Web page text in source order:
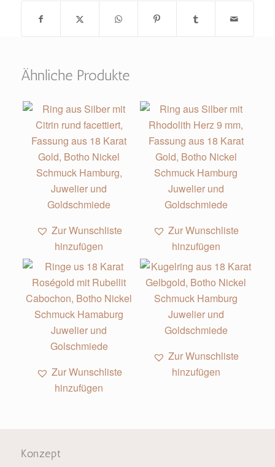
Ähnliche Produkte
Zur Wunschliste
hinzufügen
Zur Wunschliste
hinzufügen
Zur Wunschliste
hinzufügen
Zur Wunschliste
hinzufügen
Konzept